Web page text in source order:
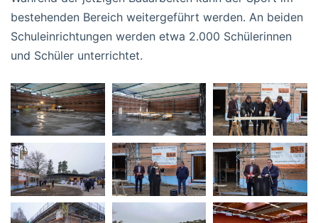
bestehenden Bereich weitergeführt werden. An beiden
Schuleinrichtungen werden etwa 2.000 Schülerinnen
und Schüler unterrichtet.